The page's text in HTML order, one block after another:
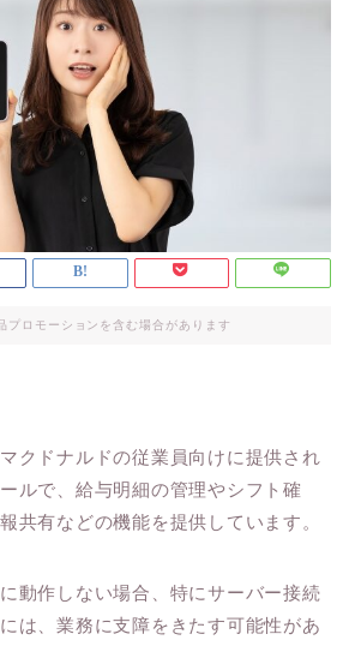
プロモーションを含む場合があります
クドナルドの従業員向けに提供され
ルで、給与明細の管理やシフト確
共有などの機能を提供しています。
動作しない場合、特にサーバー接続
は、業務に支障をきたす可能性があ